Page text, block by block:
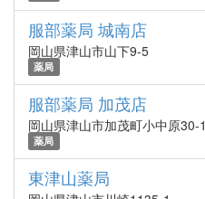
服部薬局 城南店
岡山県津山市山下9-5
薬局
服部薬局 加茂店
岡山県津山市加茂町小中原30-1
薬局
東津山薬局